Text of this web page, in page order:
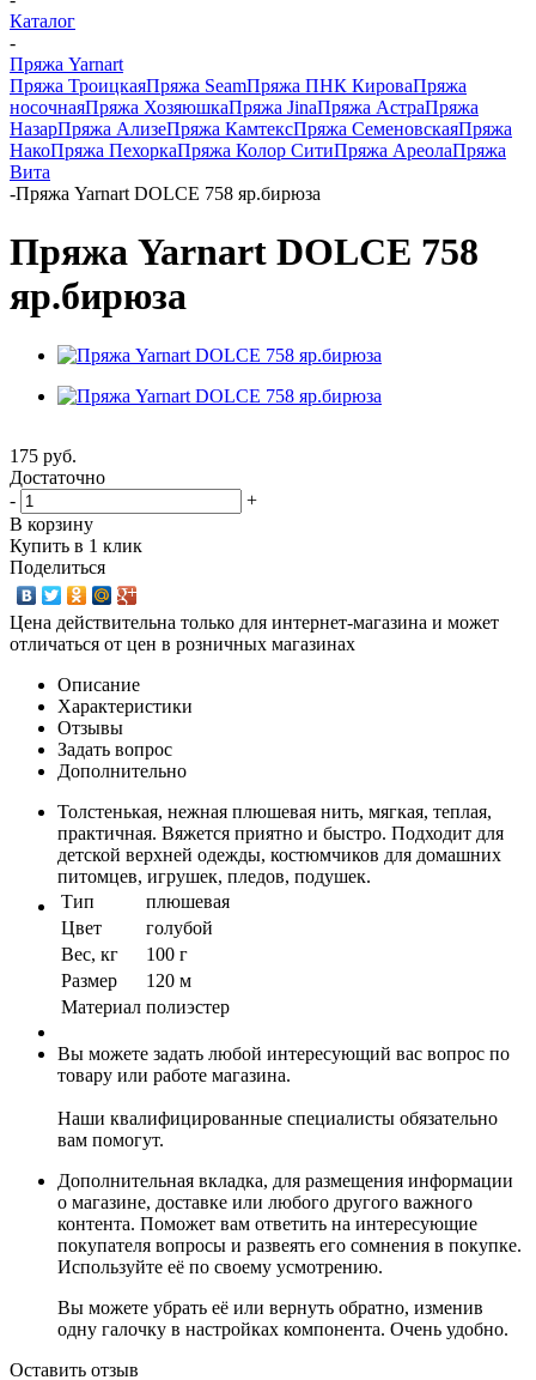
Каталог
-
Пряжа Yarnart
Пряжа ТроицкаяПряжа SeamПряжа ПНК КироваПряжа
носочнаяПряжа ХозяюшкаПряжа JinaПряжа АстраПряжа
НазарПряжа АлизеПряжа КамтексПряжа СеменовскаяПряжа
НакоПряжа ПехоркаПряжа Колор СитиПряжа АреолаПряжа
Вита
-Пряжа Yarnart DOLCE 758 яр.бирюза
Пряжа Yarnart DOLCE 758
яр.бирюза
175 руб.
Достаточно
-
+
В корзину
Купить в 1 клик
Поделиться
Цена действительна только для интернет-магазина и может
отличаться от цен в розничных магазинах
Описание
Характеристики
Отзывы
Задать вопрос
Дополнительно
Толстенькая, нежная плюшевая нить, мягкая, теплая,
практичная. Вяжется приятно и быстро. Подходит для
детской верхней одежды, костюмчиков для домашних
питомцев, игрушек, пледов, подушек.
Тип
плюшевая
Цвет
голубой
Вес, кг
100 г
Размер
120 м
Материал полиэстер
Вы можете задать любой интересующий вас вопрос по
товару или работе магазина.
Наши квалифицированные специалисты обязательно
вам помогут.
Дополнительная вкладка, для размещения информации
о магазине, доставке или любого другого важного
контента. Поможет вам ответить на интересующие
покупателя вопросы и развеять его сомнения в покупке.
Используйте её по своему усмотрению.
Вы можете убрать её или вернуть обратно, изменив
одну галочку в настройках компонента. Очень удобно.
Оставить отзыв